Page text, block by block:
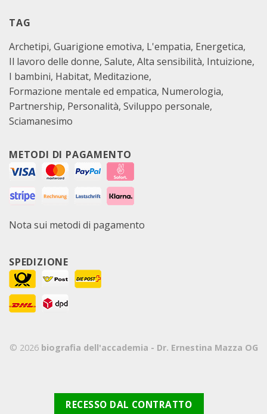
TAG
Archetipi Guarigione emotiva L'empatia Energetica
Il lavoro delle donne Salute Alta sensibilità Intuizione
I bambini Habitat Meditazione
Formazione mentale ed empatica Numerologia
Partnership Personalità Sviluppo personale
Sciamanesimo
METODI DI PAGAMENTO
Nota sui metodi di pagamento
SPEDIZIONE
© 2026 biografia dell'accademia - Dr. Ernestina Mazza OG
RECESSO DAL CONTRATTO